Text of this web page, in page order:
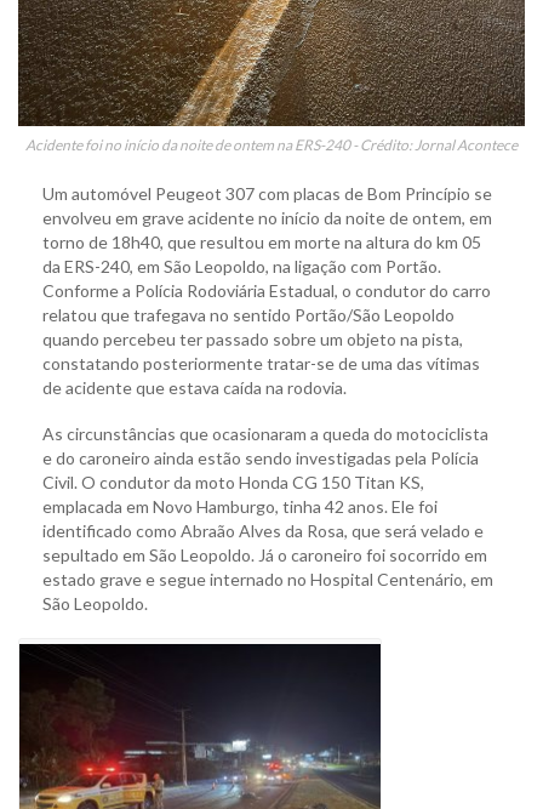
Acidente foi no início da noite de ontem na ERS-240 - Crédito: Jornal Acontece
Um automóvel Peugeot 307 com placas de Bom Princípio se
envolveu em grave acidente no início da noite de ontem, em
torno de 18h40, que resultou em morte na altura do km 05
da ERS-240, em São Leopoldo, na ligação com Portão.
Conforme a Polícia Rodoviária Estadual, o condutor do carro
relatou que trafegava no sentido Portão/São Leopoldo
quando percebeu ter passado sobre um objeto na pista,
constatando posteriormente tratar-se de uma das vítimas
de acidente que estava caída na rodovia.
As circunstâncias que ocasionaram a queda do motociclista
e do caroneiro ainda estão sendo investigadas pela Polícia
Civil. O condutor da moto Honda CG 150 Titan KS,
emplacada em Novo Hamburgo, tinha 42 anos. Ele foi
identificado como Abraão Alves da Rosa, que será velado e
sepultado em São Leopoldo. Já o caroneiro foi socorrido em
estado grave e segue internado no Hospital Centenário, em
São Leopoldo.